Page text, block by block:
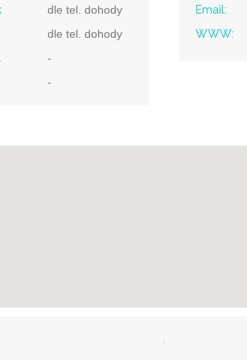
dle tel. dohody
dle tel. dohody
-
-
Email:
WWW: